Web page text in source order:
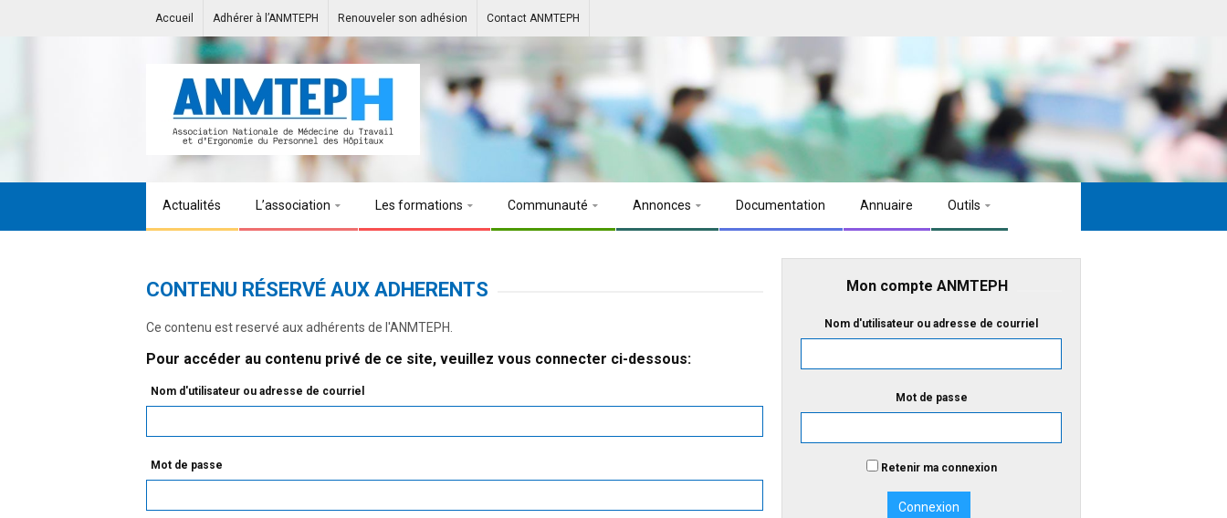
Accueil Adhérer à l’ANMTEPH Renouveler son adhésion Contact ANMTEPH
Actualités L’association Les formations Communauté Annonces Documentation Annuaire Outils
CONTENU RÉSERVÉ AUX ADHERENTS
Ce contenu est reservé aux adhérents de l'ANMTEPH.
Pour accéder au contenu privé de ce site, veuillez vous connecter ci-dessous:
Nom d'utilisateur ou adresse de courriel
Mot de passe
Mon compte ANMTEPH
Nom d'utilisateur ou adresse de courriel
Mot de passe
Retenir ma connexion